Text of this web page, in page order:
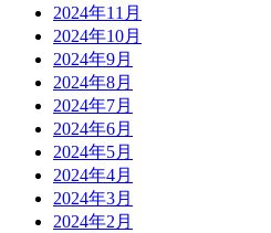
2024年11月
2024年10月
2024年9月
2024年8月
2024年7月
2024年6月
2024年5月
2024年4月
2024年3月
2024年2月